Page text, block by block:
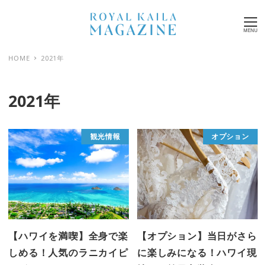
MENU
HOME 2021年
2021年
観光情報
【ハワイを満喫】全身で楽
しめる！人気のラニカイピ
オプション
【オプション】当日がさら
に楽しみになる！ハワイ現